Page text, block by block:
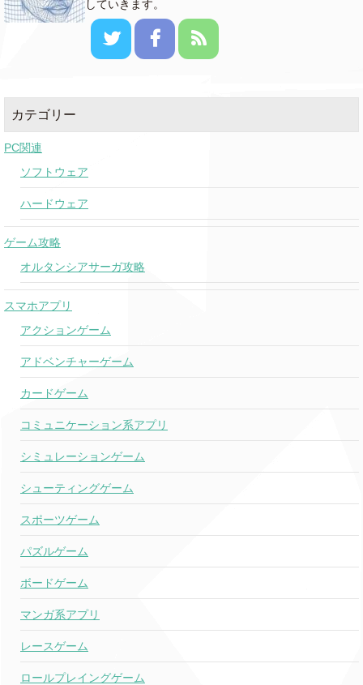
していきます。
カテゴリー
PC関連
ソフトウェア
ハードウェア
ゲーム攻略
オルタンシアサーガ攻略
スマホアプリ
アクションゲーム
アドベンチャーゲーム
カードゲーム
コミュニケーション系アプリ
シミュレーションゲーム
シューティングゲーム
スポーツゲーム
パズルゲーム
ボードゲーム
マンガ系アプリ
レースゲーム
ロールプレイングゲーム